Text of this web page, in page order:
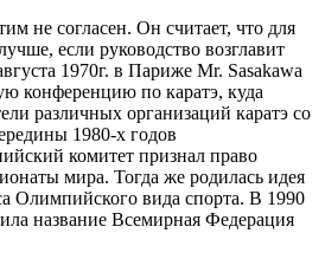
не согласен. Он считает, что для
если руководство возглавит
1970г. в Париже Mr. Sasakawa
конференцию по каратэ, куда
различных организаций каратэ со
1980-х годов
комитет признал право
мира. Тогда же родилась идея
Олимпийского вида спорта. В 1990
название Всемирная Федерация